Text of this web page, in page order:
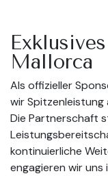
Mallorca
Als offizieller
wir Spitzenleistung
Die Partnerschaft
kontinuierliche
engagieren wir